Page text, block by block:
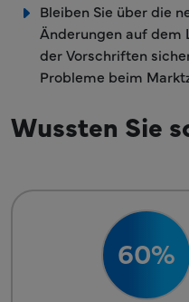
Bleiben Sie über die
Änderungen auf dem
der Vorschriften
Probleme beim
Wussten Sie
60%